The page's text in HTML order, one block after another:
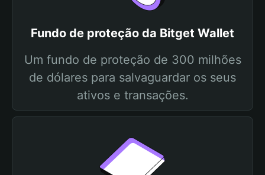
Fundo de proteção da Bitget Wallet
Um fundo de proteção de 300 milhões
de dólares para salvaguardar os seus
ativos e transações.